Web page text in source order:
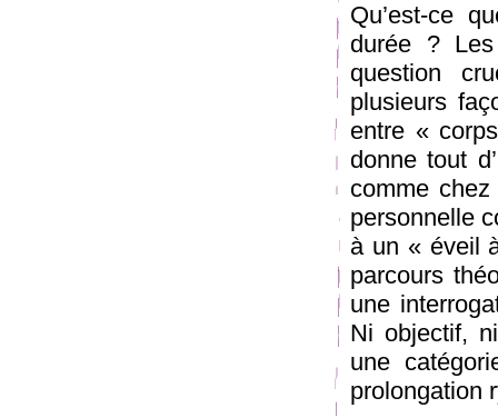
Qu’est-ce
durée ?
question
plusieurs
entre «
donne tout
comme
personnelle
à un « éveil
parcours
une
Ni objectif,
une
prolongation